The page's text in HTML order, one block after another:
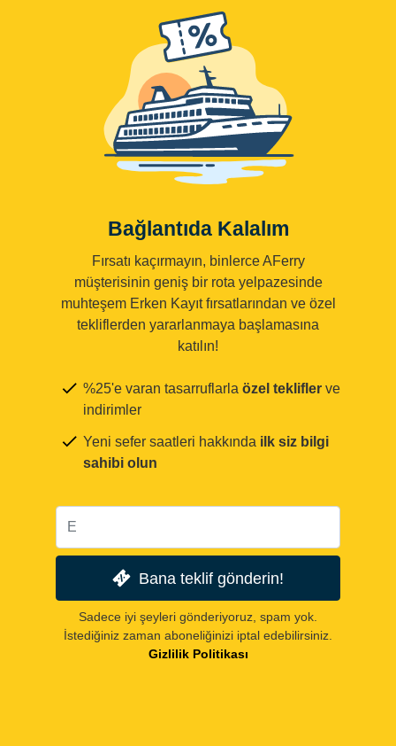
Bağlantıda Kalalım
Fırsatı kaçırmayın, binlerce AFerry
müşterisinin geniş bir rota yelpazesinde
muhteşem Erken Kayıt fırsatlarından ve özel
tekliflerden yararlanmaya başlamasına
katılın!
%25'e varan tasarruflarla özel teklifler ve
indirimler
Yeni sefer saatleri hakkında ilk siz bilgi
sahibi olun
Bana teklif gönderin!
Sadece iyi şeyleri gönderiyoruz, spam yok.
İstediğiniz zaman aboneliğinizi iptal edebilirsiniz.
Gizlilik Politikası